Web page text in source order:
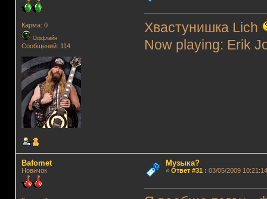
Карма: 0
Оффлайн
Сообщений: 114
Хвастунишка Lich
Now playing: Erik
Bafomet
Новичок
Музыка?
« Ответ #31 : 03/05/2009